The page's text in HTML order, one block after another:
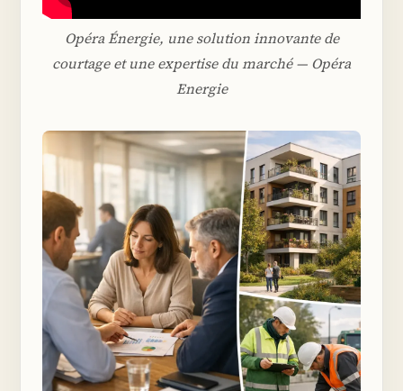
Opéra Énergie, une solution innovante de
courtage et une expertise du marché — Opéra
Energie